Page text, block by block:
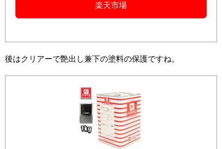
楽天市場
後はクリアーで艶出し兼下の塗料の保護ですね。